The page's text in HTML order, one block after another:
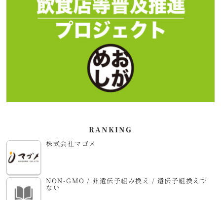
RANKING
株式会社マゴメ
NON-GMO / 非遺伝子組み換え / 遺伝子組換えで
ない